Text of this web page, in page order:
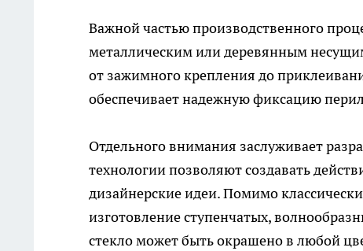
Важной частью производственного
металлическим или деревянным
от зажимного крепления до
обеспечивает надежную фиксацию
Отдельного внимания заслуживает
технологии позволяют создавать
дизайнерские идеи. Помимо
изготовление ступенчатых,
стекло может быть окрашено в любой